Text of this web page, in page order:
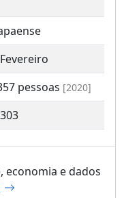
pessoas [2020]
economia e dados